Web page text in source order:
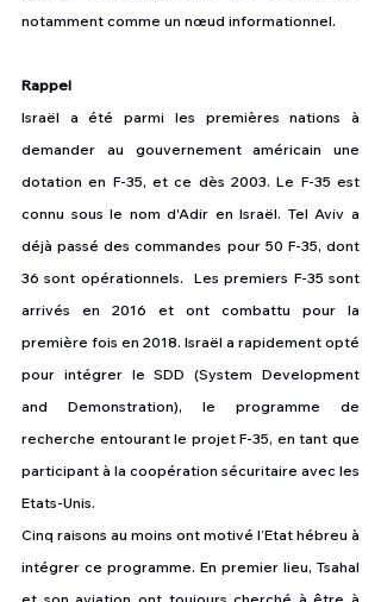
notamment comme un nœud informationnel.
Rappel
Israël a été parmi les premières nations à
demander au gouvernement américain une
dotation en F-35, et ce dès 2003. Le F-35 est
connu sous le nom d'Adir en Israël. Tel Aviv a
déjà passé des commandes pour 50 F-35, dont
36 sont opérationnels.  Les premiers F-35 sont
arrivés en 2016 et ont combattu pour la
première fois en 2018. Israël a rapidement opté
pour intégrer le SDD (System Development
and Demonstration), le programme de
recherche entourant le projet F-35, en tant que
participant à la coopération sécuritaire avec les
Etats-Unis.
Cinq raisons au moins ont motivé l’Etat hébreu à
intégrer ce programme. En premier lieu, Tsahal